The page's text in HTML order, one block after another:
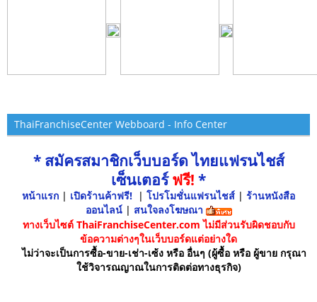
ThaiFranchiseCenter Webboard - Info Center
* สมัครสมาชิกเว็บบอร์ด ไทยแฟรนไชส์
เซ็นเตอร์ฟรี! *
หน้าแรก | เปิดร้านค้าฟรี! | โปรโมชั่นแฟรนไชส์ | ร้านหนังสือ
ออนไลน์ | สนใจลงโฆษณา
ทางเว็บไซต์ ThaiFranchiseCenter.com ไม่มีส่วนรับผิดชอบกับ
ข้อความต่างๆในเว็บบอร์ดแต่อย่างใด
ไม่ว่าจะเป็นการซื้อ-ขาย-เช่า-เซ้ง หรือ อื่นๆ (ผู้ซื้อ หรือ ผู้ขาย กรุณา
ใช้วิจารณญาณในการติดต่อทางธุรกิจ)